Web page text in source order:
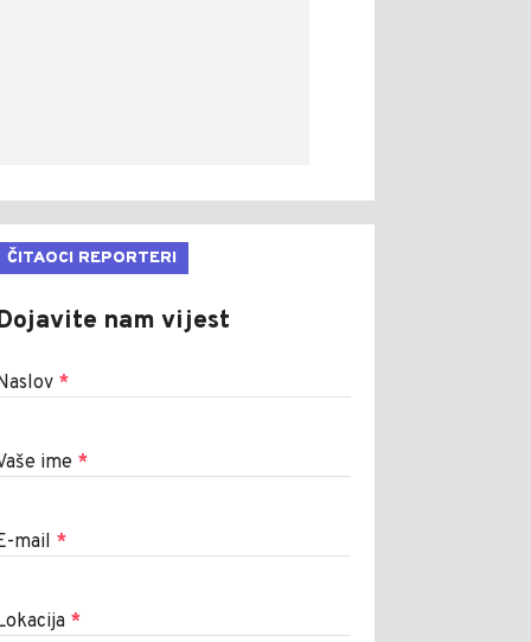
ČITAOCI REPORTERI
nam vijest
*
ime *
mail *
*